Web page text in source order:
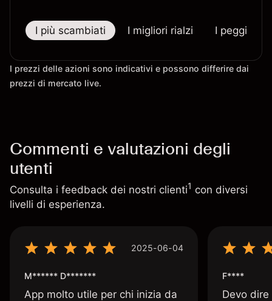
I più scambiati I migliori rialzi I peggiori
I prezzi delle azioni sono indicativi e possono differire dai
prezzi di mercato live.
Commenti e valutazioni degli
utenti
Consulta i feedback dei nostri clienti1 con diversi
livelli di esperienza.
2025-06-04
M****** D*******
App molto utile per chi inizia da
F****
Devo